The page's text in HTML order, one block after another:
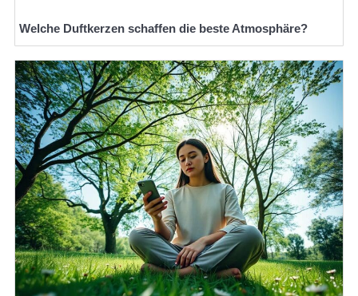
Welche Duftkerzen schaffen die beste Atmosphäre?